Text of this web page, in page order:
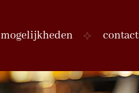
mogelijkheden contact